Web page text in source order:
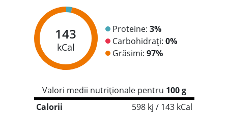
143
kCal
Proteine: 3%
Carbohidrați: 0%
Grăsimi: 97%
Valori medii nutriționale pentru 100 g
Calorii
598 kj / 143 kCal